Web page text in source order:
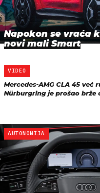
Napokon se vraća
novi mali Smart
VIDEO
Mercedes-AMG CLA 45 već
Nürburgring je prošao brže
AUTONOMIJA